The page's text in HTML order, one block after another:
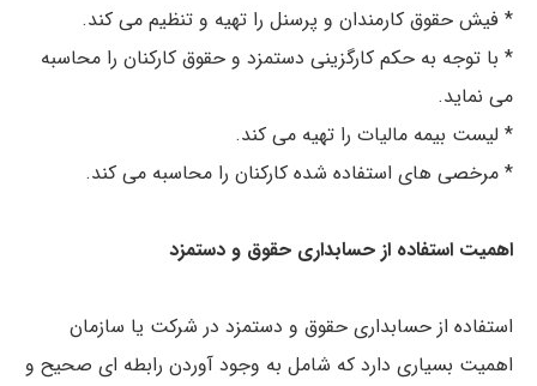
* فیش حقوق کارمندان و پرسنل را تهیه و تنظیم می کند.
* با توجه به حکم کارگزینی دستمزد و حقوق کارکنان را محاسبه
می نماید.
* لیست بیمه مالیات را تهیه می کند.
* مرخصی های استفاده شده کارکنان را محاسبه می کند.
اهمیت استفاده از حسابداری حقوق و دستمزد
استفاده از حسابداری حقوق و دستمزد در شرکت یا سازمان
اهمیت بسیاری دارد که شامل به وجود آوردن رابطه ای صحیح و